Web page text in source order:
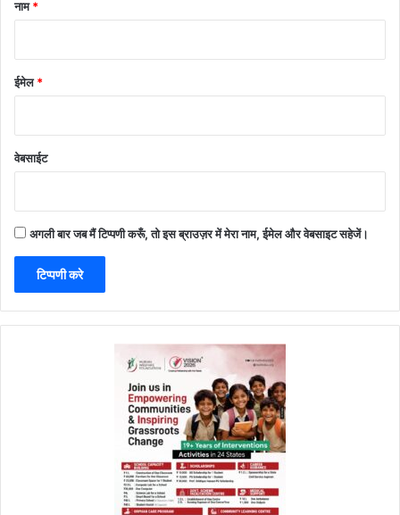
नाम*
ईमेल*
वेबसाईट
अगली बार जब मैं टिप्पणी करूँ, तो इस ब्राउज़र में मेरा नाम, ईमेल और वेबसाइट सहेजें।